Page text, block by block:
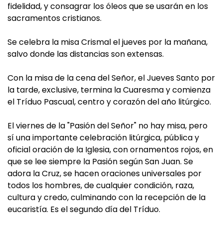
fidelidad, y consagrar los óleos que se usarán en los
sacramentos cristianos.
Se celebra la misa Crismal el jueves por la mañana,
salvo donde las distancias son extensas.
Con la misa de la cena del Señor, el Jueves Santo por
la tarde, exclusive, termina la Cuaresma y comienza
el Tríduo Pascual, centro y corazón del año litúrgico.
El viernes de la "Pasión del Señor" no hay misa, pero
sí una importante celebración litúrgica, pública y
oficial oración de la Iglesia, con ornamentos rojos, en
que se lee siempre la Pasión según San Juan. Se
adora la Cruz, se hacen oraciones universales por
todos los hombres, de cualquier condición, raza,
cultura y credo, culminando con la recepción de la
eucaristía. Es el segundo día del Tríduo.